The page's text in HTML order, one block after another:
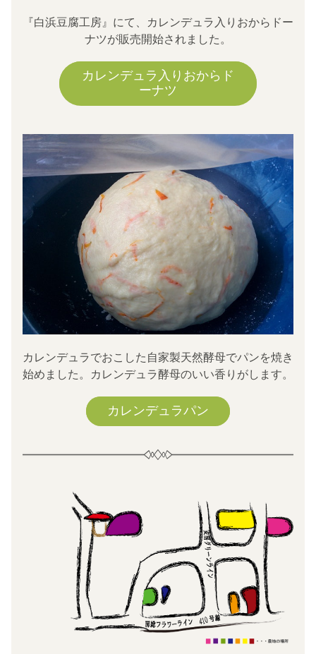
『白浜豆腐工房』にて、カレンデュラ入りおからドー
ナツが販売開始されました。
カレンデュラ入りおからド
ーナツ
カレンデュラでおこした自家製天然酵母でパンを焼き
始めました。カレンデュラ酵母のいい香りがします。
カレンデュラパン